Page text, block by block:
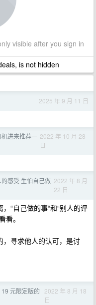
visible after you sign in
is not hidden
2025 年 9 月 11 日
进来推荐一 2022 年 10 月 28
日
感受 生怕自己做 2022 年 8 月
22 日
“自己做的事“和“别人的评
看。
，寻求他人的认可，是讨
元限定版的
2022 年 8 月 18
日